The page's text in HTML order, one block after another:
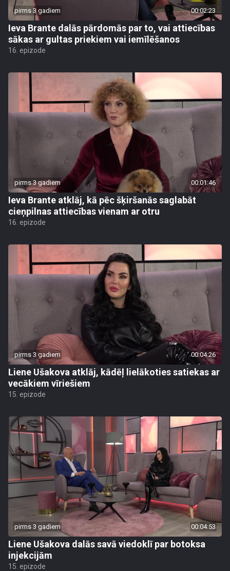
pirms 3 gadiem 00:02:23
Ieva Brante dalās pārdomās par to, vai attiecības
sākas ar gultas priekiem vai iemīlēšanos
16. epizode
pirms 3 gadiem 00:01:46
Ieva Brante atklāj, kā pēc šķiršanās saglabāt
cieņpilnas attiecības vienam ar otru
16. epizode
pirms 3 gadiem 00:04:26
Liene Ušakova atklāj, kādēļ lielākoties satiekas ar
vecākiem vīriešiem
15. epizode
pirms 3 gadiem 00:04:53
Liene Ušakova dalās savā viedoklī par botoksa
injekcijām
15. epizode